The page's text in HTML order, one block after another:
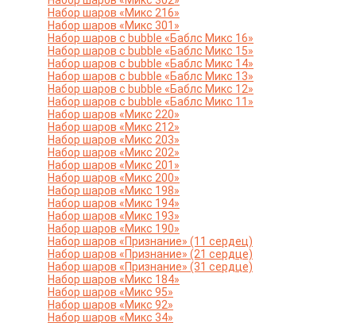
Набор шаров «Микс 216»
Набор шаров «Микс 301»
Набор шаров с bubble «Баблс Микс 16»
Набор шаров с bubble «Баблс Микс 15»
Набор шаров с bubble «Баблс Микс 14»
Набор шаров с bubble «Баблс Микс 13»
Набор шаров с bubble «Баблс Микс 12»
Набор шаров с bubble «Баблс Микс 11»
Набор шаров «Микс 220»
Набор шаров «Микс 212»
Набор шаров «Микс 203»
Набор шаров «Микс 202»
Набор шаров «Микс 201»
Набор шаров «Микс 200»
Набор шаров «Микс 198»
Набор шаров «Микс 194»
Набор шаров «Микс 193»
Набор шаров «Микс 190»
Набор шаров «Признание» (11 сердец)
Набор шаров «Признание» (21 сердце)
Набор шаров «Признание» (31 сердце)
Набор шаров «Микс 184»
Набор шаров «Микс 95»
Набор шаров «Микс 92»
Набор шаров «Микс 34»